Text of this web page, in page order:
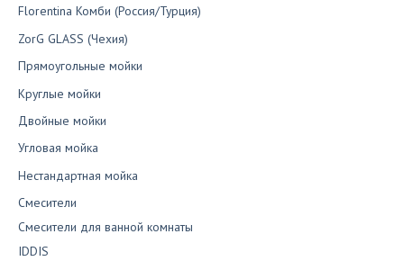
Florentina Комби (Россия/Турция)
ZorG GLASS (Чехия)
Прямоугольные мойки
Круглые мойки
Двойные мойки
Угловая мойка
Нестандартная мойка
Смесители
Смесители для ванной комнаты
IDDIS